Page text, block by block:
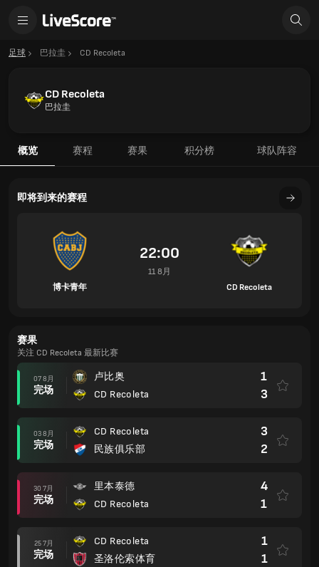
足球 巴拉圭 CD Recoleta
CD Recoleta
巴拉圭
概览 赛程 赛果 积分榜 球队阵容
即将到来的赛程
博卡青年
22:00
11 8月
CD Recoleta
赛果
关注 CD Recoleta 最新比赛
07 8月
完场
卢比奥
CD Recoleta
1
3
03 8月
完场
CD Recoleta
民族俱乐部
3
2
30 7月
完场
里本泰德
CD Recoleta
4
1
25 7月
完场
CD Recoleta
圣洛伦索体育
1
1